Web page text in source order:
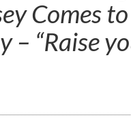
Comes
– “Raise